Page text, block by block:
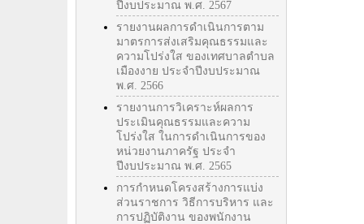
ปีงบประมาณ พ.ศ. 2567
รายงานผลการดำเนินการตาม
มาตรการส่งเสริมคุณธรรมและ
ความโปร่งใส ของเทศบาลตำบล
เมืองงาย ประจำปีงบประมาณ
พ.ศ. 2566
รายงานการวิเคราะห์ผลการ
ประเมินคุณธรรมและความ
โปร่งใส ในการดำเนินการของ
หน่วยงานภาครัฐ ประจำ
ปีงบประมาณ พ.ศ. 2565
การกำหนดโครงสร้างการแบ่ง
ส่วนราชการ วิธีการบริหาร และ
การปฏิบัติงาน ของพนักงาน